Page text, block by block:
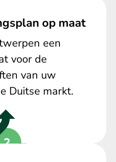
op maat
een
voor de
van uw
Duitse markt.